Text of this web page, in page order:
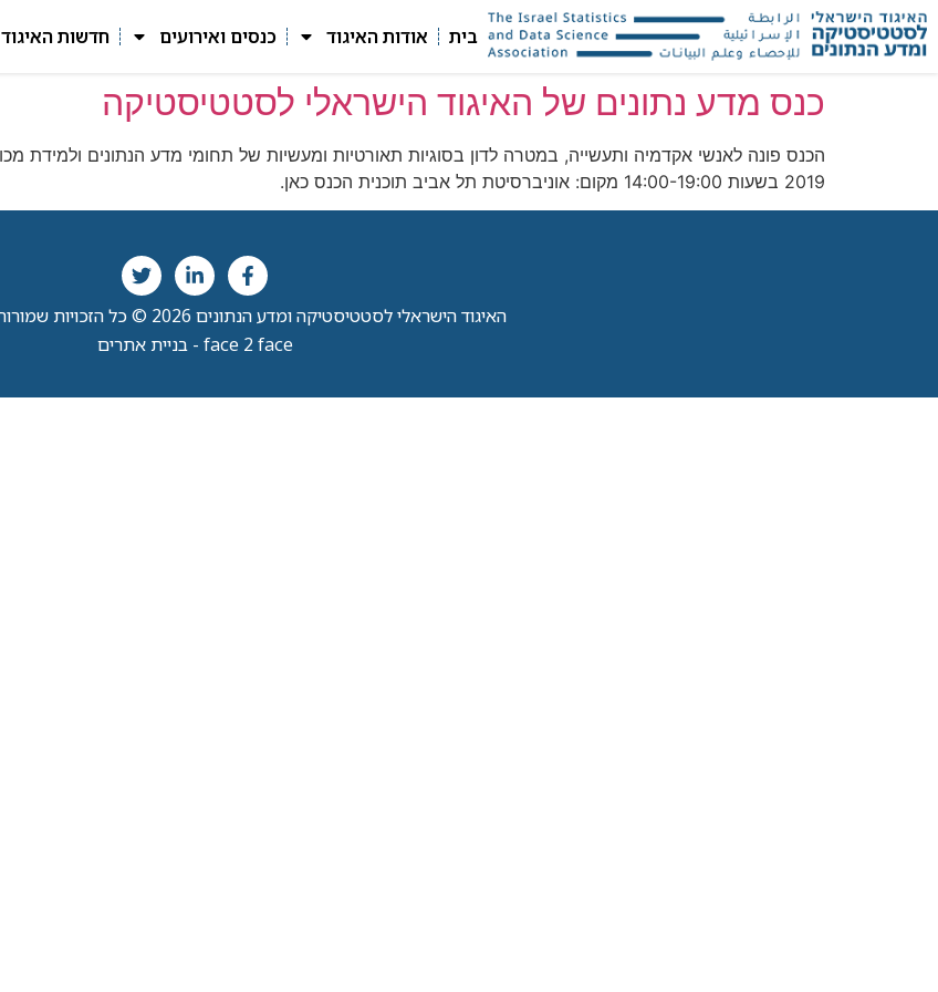
בית אודות האיגוד כנסים ואירועים חדשות האיגוד
כנס מדע נתונים של האיגוד הישראלי לסטטיסטיקה
2019 בשעות 14:00-19:00 מקום: אוניברסיטת תל אביב תוכנית הכנס כאן.
האיגוד הישראלי לסטטיסטיקה ומדע הנתונים 2026 © כל הזכויות שמורות
face 2 face - בניית אתרים